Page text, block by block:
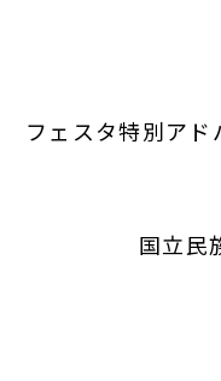
フェスタ特別アド
国立民